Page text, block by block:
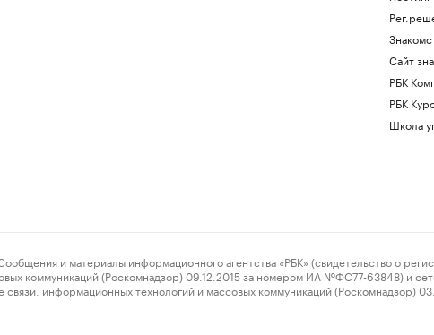
Сайт
РБК
РБК
Школа
и материалы информационного агентства «РБК» (свидетельство о
коммуникаций (Роскомнадзор) 09.12.2015 за номером ИА №ФС77-63848) и
информационных технологий и массовых коммуникаций